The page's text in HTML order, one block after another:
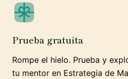
Prueba gratuita
Rompe el hielo. Prueba y
tu mentor en Estrategia de